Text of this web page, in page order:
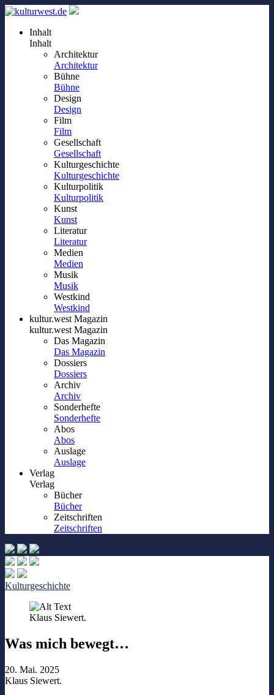
Inhalt
Inhalt
Architektur
Architektur
Bühne
Bühne
Design
Design
Film
Film
Gesellschaft
Gesellschaft
Kulturgeschichte
Kulturgeschichte
Kulturpolitik
Kulturpolitik
Kunst
Kunst
Literatur
Literatur
Medien
Medien
Musik
Musik
Westkind
Westkind
kultur.west Magazin
kultur.west Magazin
Das Magazin
Das Magazin
Dossiers
Dossiers
Archiv
Archiv
Sonderhefte
Sonderhefte
Abos
Abos
Auslage
Auslage
Verlag
Verlag
Bücher
Bücher
Zeitschriften
Zeitschriften
Kulturgeschichte
Klaus Siewert.
Was mich bewegt…
20. Mai. 2025
Klaus Siewert.